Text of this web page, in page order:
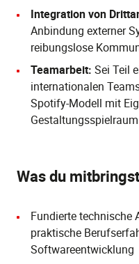
Integration von
Anbindung externer
reibungslose
Teamarbeit: Sei Teil
internationalen
Spotify-Modell mit
Was du
Fundierte technische
praktische
Softwareentwicklung